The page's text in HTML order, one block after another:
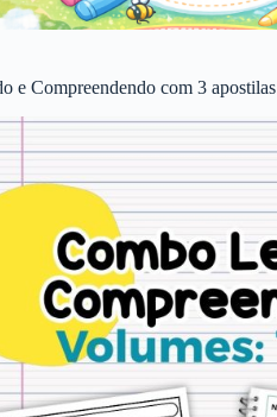
e Compreendendo com 3 apostilas